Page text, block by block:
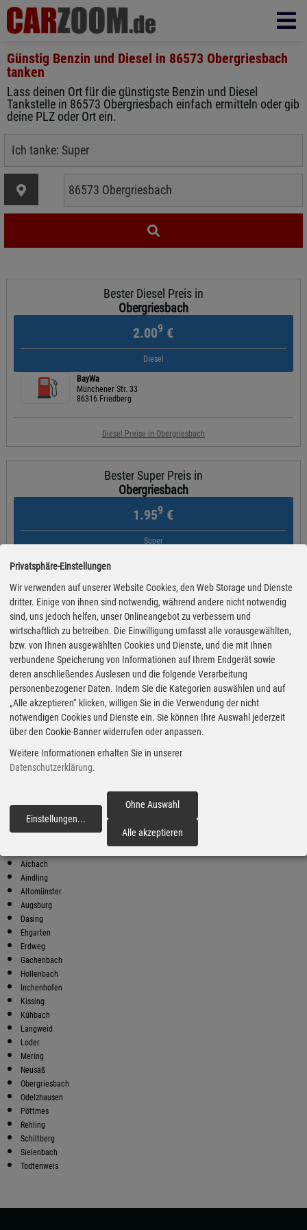
Günstig Benzin und Diesel in 86573 Obergriesbach
tanken
Lass deinen Ort für die günstigste Benzin und Diesel
Tankstelle in 86573 Obergriesbach einfach ermitteln oder gib
deine PLZ oder Ort ein.
Bester Diesel Preis in
Obergriesbach
2.009 €
Diesel
BayWa
Münchener Str. 33
86316 Friedberg
Diesel Preise in Obergriesbach
Bester Super Preis in
Obergriesbach
1.959 €
Super
ARAL
Aichacher Straße 26
Super Preise in Obergriesbach
Bester Super E10 Preis in
Obergriesbach
1.899€
Super E10
Aichacher Straße 26
Preiswerter tanken - finden Sie die günstigsten Benzin und Diesel
Preise in Ihrer Stadt
Aichach
Aindling
Altomünster
Augsburg
Dasing
Ehgarten
Erdweg
Gachenbach
Hollenbach
Inchenhofen
Kissing
Kühbach
Langweid
Loder
Mering
Neusäß
Obergriesbach
Odelzhausen
Pöttmes
Rehling
Schiltberg
Sielenbach
Todtenweis
Privatsphäre-Einstellungen
Wir verwenden auf unserer Website Cookies, den Web Storage und Dienste
dritter. Einige von ihnen sind notwendig, während andere nicht notwendig
sind, uns jedoch helfen, unser Onlineangebot zu verbessern und
wirtschaftlich zu betreiben. Die Einwilligung umfasst alle vorausgewählten,
bzw. von Ihnen ausgewählten Cookies und Dienste, und die mit Ihnen
verbundene Speicherung von Informationen auf Ihrem Endgerät sowie
deren anschließendes Auslesen und die folgende Verarbeitung
personenbezogener Daten. Indem Sie die Kategorien auswählen und auf
„Alle akzeptieren“ klicken, willigen Sie in die Verwendung der nicht
notwendigen Cookies und Dienste ein. Sie können Ihre Auswahl jederzeit
über den Cookie-Banner widerrufen oder anpassen.
Weitere Informationen erhalten Sie in unserer
Datenschutzerklärung.
Einstellungen...
Ohne Auswahl
Alle akzeptieren